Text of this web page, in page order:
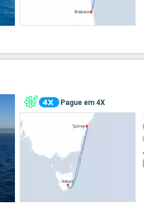
Pague em 4X